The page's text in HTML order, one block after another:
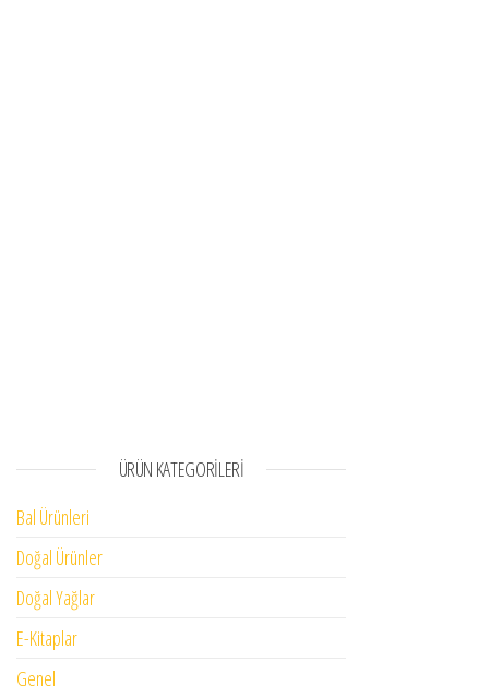
ÜRÜN KATEGORILERI
Bal Ürünleri
Doğal Ürünler
Doğal Yağlar
E-Kitaplar
Genel